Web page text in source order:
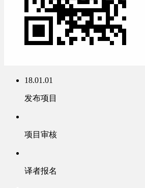
18.01.01
发布项目
项目审核
译者报名